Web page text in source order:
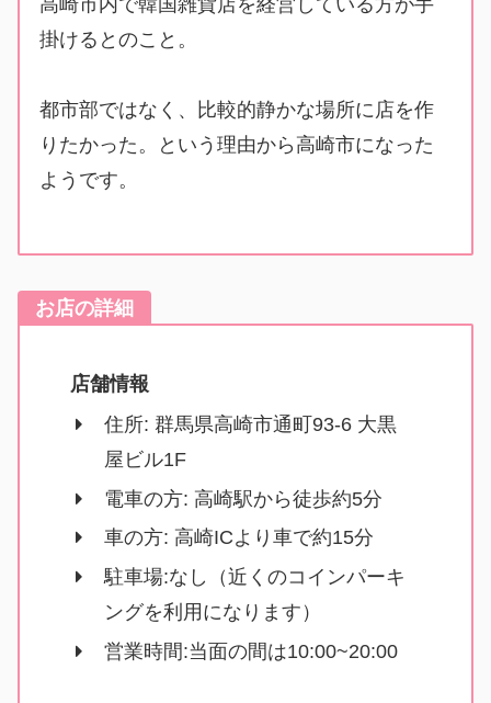
高崎市内で韓国雑貨店を経営している方が手
掛けるとのこと。
都市部ではなく、比較的静かな場所に店を作
りたかった。という理由から高崎市になった
ようです。
お店の詳細
店舗情報
住所: 群馬県高崎市通町93-6 大黒
屋ビル1F
電車の方: 高崎駅から徒歩約5分
車の方: 高崎ICより車で約15分
駐車場:なし（近くのコインパーキ
ングを利用になります）
営業時間:当面の間は10:00~20:00